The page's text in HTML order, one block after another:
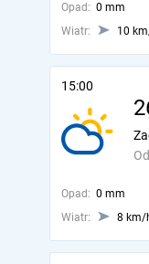
Opad: 0 mm
Wiatr:
10
15:00
Opad: 0 mm
Wiatr:
8 km/